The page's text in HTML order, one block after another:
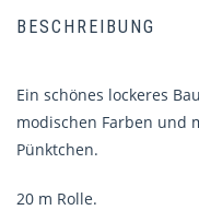
BESCHREIBUNG
Ein schönes lockeres
modischen Farben und
Pünktchen.
20 m Rolle.